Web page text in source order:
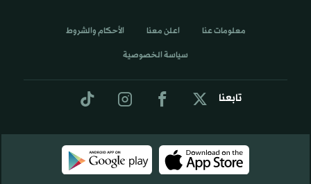
تابعنا
معلومات عنا اعلن معنا الأحكام والشروط
سياسة الخصوصية